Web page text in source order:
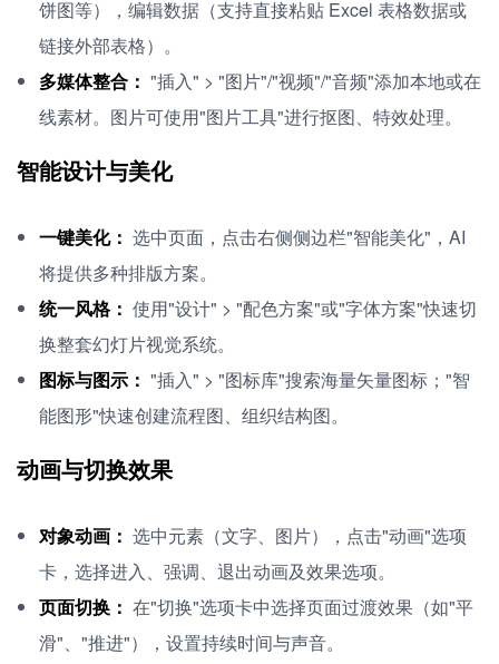
饼图等），编辑数据（支持直接粘贴 Excel 表格数据或
链接外部表格）。
多媒体整合： "插入" > "图片"/"视频"/"音频"添加本地或在
线素材。图片可使用"图片工具"进行抠图、特效处理。
智能设计与美化
一键美化： 选中页面，点击右侧侧边栏"智能美化"，AI
将提供多种排版方案。
统一风格： 使用"设计" > "配色方案"或"字体方案"快速切
换整套幻灯片视觉系统。
图标与图示： "插入" > "图标库"搜索海量矢量图标；"智
能图形"快速创建流程图、组织结构图。
动画与切换效果
对象动画： 选中元素（文字、图片），点击"动画"选项
卡，选择进入、强调、退出动画及效果选项。
页面切换： 在"切换"选项卡中选择页面过渡效果（如"平
滑"、"推进"），设置持续时间与声音。